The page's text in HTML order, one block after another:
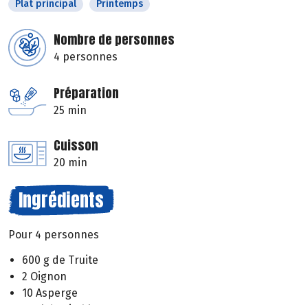
Plat principal Printemps
Nombre de personnes
4 personnes
Préparation
25 min
Cuisson
20 min
Ingrédients
Pour 4 personnes
600 g de Truite
2 Oignon
10 Asperge